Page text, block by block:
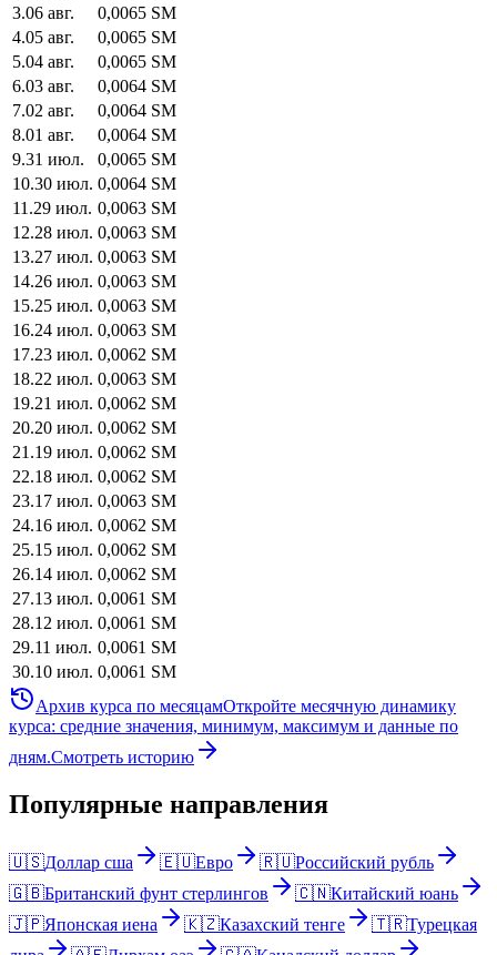
3.06 авг. 0,0065 SM
4.05 авг. 0,0065 SM
5.04 авг. 0,0065 SM
6.03 авг. 0,0064 SM
7.02 авг. 0,0064 SM
8.01 авг. 0,0064 SM
9.31 июл. 0,0065 SM
10.30 июл. 0,0064 SM
11 .29 июл. 0,0063 SM
12.28 июл. 0,0063 SM
13.27 июл. 0,0063 SM
14.26 июл. 0,0063 SM
15.25 июл. 0,0063 SM
16.24 июл. 0,0063 SM
17.23 июл. 0,0062 SM
18.22 июл. 0,0063 SM
19.21 июл. 0,0062 SM
20.20 июл. 0,0062 SM
21 .19 июл. 0,0062 SM
22.18 июл. 0,0062 SM
23.17 июл. 0,0063 SM
24.16 июл. 0,0062 SM
25.15 июл. 0,0062 SM
26.14 июл. 0,0062 SM
27.13 июл. 0,0061 SM
28.12 июл. 0,0061 SM
29.11 июл. 0,0061 SM
30.10 июл. 0,0061 SM
Архив курса по месяцамОткройте месячную динамику
курса: средние значения, минимум, максимум и данные по
дням.Смотреть историю
Популярные направления
🇺🇸Доллар сша 🇪🇺Евро 🇷🇺Российский рубль
🇬🇧Британский фунт стерлингов 🇨🇳Китайский юань
🇯🇵Японская иена 🇰🇿Казахский тенге 🇹🇷Турецкая